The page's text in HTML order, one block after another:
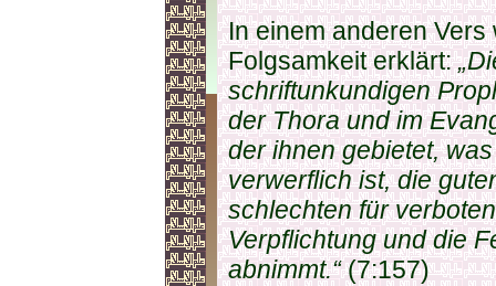
In einem anderen
Folgsamkeit erklärt:
schriftunkundigen
der Thora und im
der ihnen gebietet,
verwerflich ist, die
schlechten für
Verpflichtung und die
abnimmt.“(7:157)